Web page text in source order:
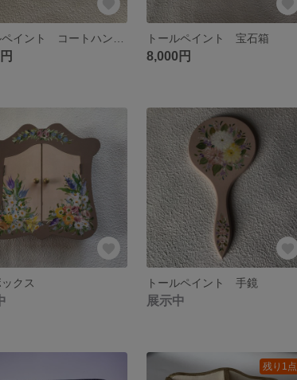
トールペイント 宝石箱
8,000円
クス トールペイント 手鏡
展示中
残り1点